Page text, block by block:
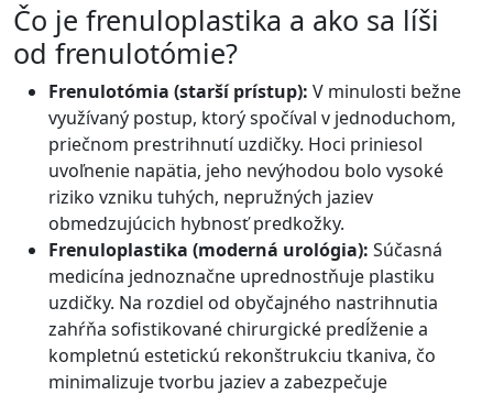
Čo je frenuloplastika a ako sa líši
od frenulotómie?
Frenulotómia (starší prístup): V minulosti bežne
využívaný postup, ktorý spočíval v jednoduchom,
priečnom prestrihnutí uzdičky. Hoci priniesol
uvoľnenie napätia, jeho nevýhodou bolo vysoké
riziko vzniku tuhých, nepružných jaziev
obmedzujúcich hybnosť predkožky.
Frenuloplastika (moderná urológia): Súčasná
medicína jednoznačne uprednostňuje plastiku
uzdičky. Na rozdiel od obyčajného nastrihnutia
zahŕňa sofistikované chirurgické predĺženie a
kompletnú estetickú rekonštrukciu tkaniva, čo
minimalizuje tvorbu jaziev a zabezpečuje